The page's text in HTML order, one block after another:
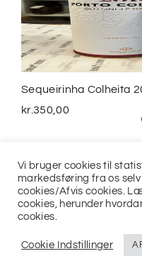
Sequeirinha Colheita
kr.350,00
Vi bruger cookies til
markedsføring fra os
cookies/Afvis cookies.
cookies, herunder
cookies.
Cookie Indstillinger